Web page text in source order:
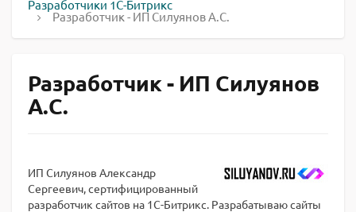
Разработчики 1С-Битрикс
Разработчик - ИП Силуянов А.С.
Разработчик - ИП Силуянов
А.С.
ИП Силуянов Александр
Сергеевич, сертифицированный
разработчик сайтов на 1С-Битрикс. Разрабатываю сайты